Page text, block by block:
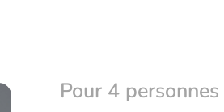
Pour 4 personnes